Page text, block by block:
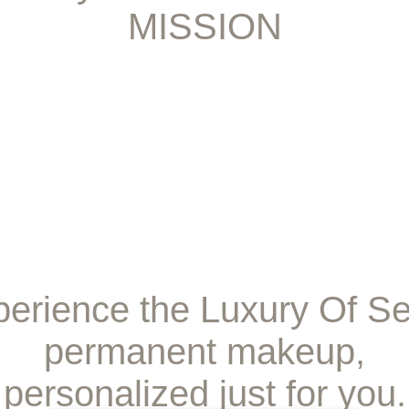
MISSION
the Luxury Of
permanent makeup,
personalized just for you.